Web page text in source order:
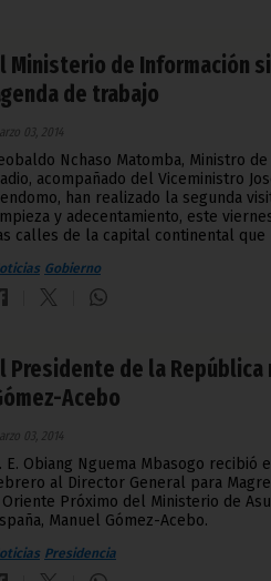
Ministerio de Información
de trabajo
03, 2014
Nchaso Matomba, Ministro
acompañado del Viceministro
han realizado la segunda
y adecentamiento, este
calles de la capital continental que
Gobierno
Presidente de la República
Acebo
03, 2014
E. Obiang Nguema Mbasogo recibió
al Director General para
Próximo del Ministerio de
Manuel Gómez-Acebo.
Presidencia